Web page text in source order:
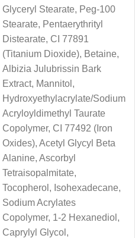
Glyceryl Stearate, Peg-100
Stearate, Pentaerythrityl
Distearate, CI 77891
(Titanium Dioxide), Betaine,
Albizia Julubrissin Bark
Extract, Mannitol,
Hydroxyethylacrylate/Sodium
Acryloyldimethyl Taurate
Copolymer, CI 77492 (Iron
Oxides), Acetyl Glycyl Beta
Alanine, Ascorbyl
Tetraisopalmitate,
Tocopherol, Isohexadecane,
Sodium Acrylates
Copolymer, 1-2 Hexanediol,
Caprylyl Glycol,